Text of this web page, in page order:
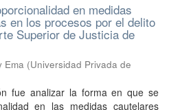
en medidas
en los procesos por el delito
Superior de Justicia de
Ema (Universidad Privada de
fue analizar la forma en que se
en las medidas cautelares